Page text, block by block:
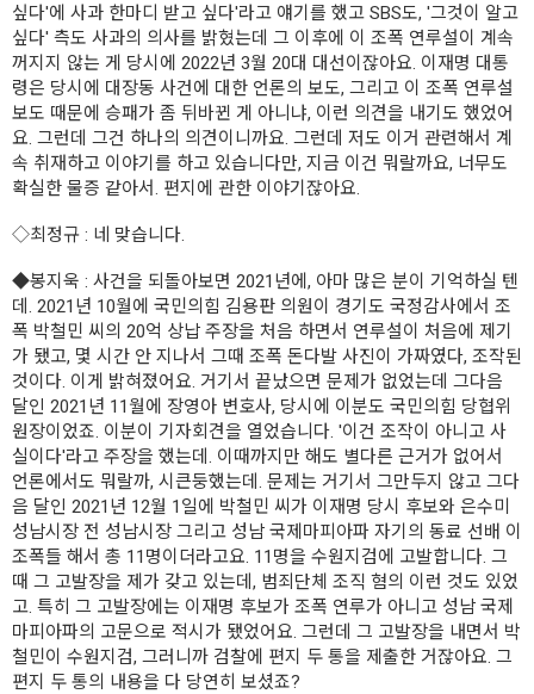
싶다'에 사과 한마디 받고 싶다'라고 얘기를 했고 SBS도, '그것이 알고
싶다' 측도 사과의 의사를 밝혔는데 그 이후에 이 조폭 연루설이 계속
꺼지지 않는 게 당시에 2022년 3월 20대 대선이잖아요. 이재명 대통
령은 당시에 대장동 사건에 대한 언론의 보도, 그리고 이 조폭 연루설
보도 때문에 승패가 좀 뒤바뀐 게 아니냐, 이런 의견을 내기도 했었어
요. 그런데 그건 하나의 의견이니까요. 그런데 저도 이거 관련해서 계
속 취재하고 이야기를 하고 있습니다만, 지금 이건 뭐랄까요, 너무도
확실한 물증 같아서. 편지에 관한 이야기잖아요.
◇최정규 : 네 맞습니다.
◆봉지욱 : 사건을 되돌아보면 2021년에, 아마 많은 분이 기억하실 텐
데. 2021년 10월에 국민의힘 김용판 의원이 경기도 국정감사에서 조
폭 박철민 씨의 20억 상납 주장을 처음 하면서 연루설이 처음에 제기
가 됐고, 몇 시간 안 지나서 그때 조폭 돈다발 사진이 가짜였다, 조작된
것이다. 이게 밝혀졌어요. 거기서 끝났으면 문제가 없었는데 그다음
달인 2021년 11월에 장영아 변호사, 당시에 이분도 국민의힘 당협위
원장이었죠. 이분이 기자회견을 열었습니다. '이건 조작이 아니고 사
실이다'라고 주장을 했는데. 이때까지만 해도 별다른 근거가 없어서
언론에서도 뭐랄까, 시큰둥했는데. 문제는 거기서 그만두지 않고 그다
음 달인 2021년 12월 1일에 박철민 씨가 이재명 당시 후보와 은수미
성남시장 전 성남시장 그리고 성남 국제마피아파 자기의 동료 선배 이
조폭들 해서 총 11명이더라고요. 11명을 수원지검에 고발합니다. 그
때 그 고발장을 제가 갖고 있는데, 범죄단체 조직 혐의 이런 것도 있었
고. 특히 그 고발장에는 이재명 후보가 조폭 연루가 아니고 성남 국제
마피아파의 고문으로 적시가 됐었어요. 그런데 그 고발장을 내면서 박
철민이 수원지검, 그러니까 검찰에 편지 두 통을 제출한 거잖아요. 그
편지 두 통의 내용을 다 당연히 보셨죠?